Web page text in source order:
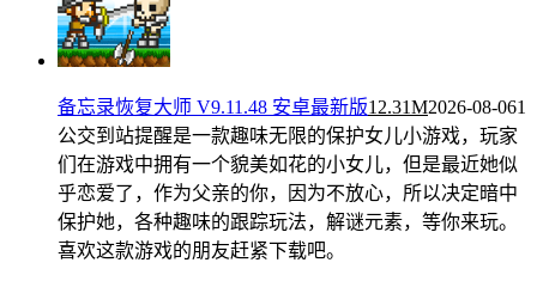
备忘录恢复大师 V9.11.48 安卓最新版12.31M2026-08-061
公交到站提醒是一款趣味无限的保护女儿小游戏，玩家
们在游戏中拥有一个貌美如花的小女儿，但是最近她似
乎恋爱了，作为父亲的你，因为不放心，所以决定暗中
保护她，各种趣味的跟踪玩法，解谜元素，等你来玩。
喜欢这款游戏的朋友赶紧下载吧。